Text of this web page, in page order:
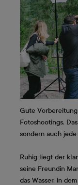
Gute
Fotoshootings.
sondern auch jede
Ruhig liegt der
seine Freundin
das Wasser, in